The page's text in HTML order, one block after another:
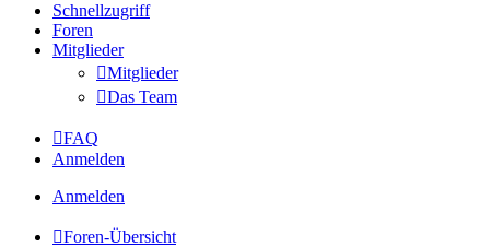
Schnellzugriff
Foren
Mitglieder
Mitglieder
Das Team
FAQ
Anmelden
Anmelden
Foren-Übersicht